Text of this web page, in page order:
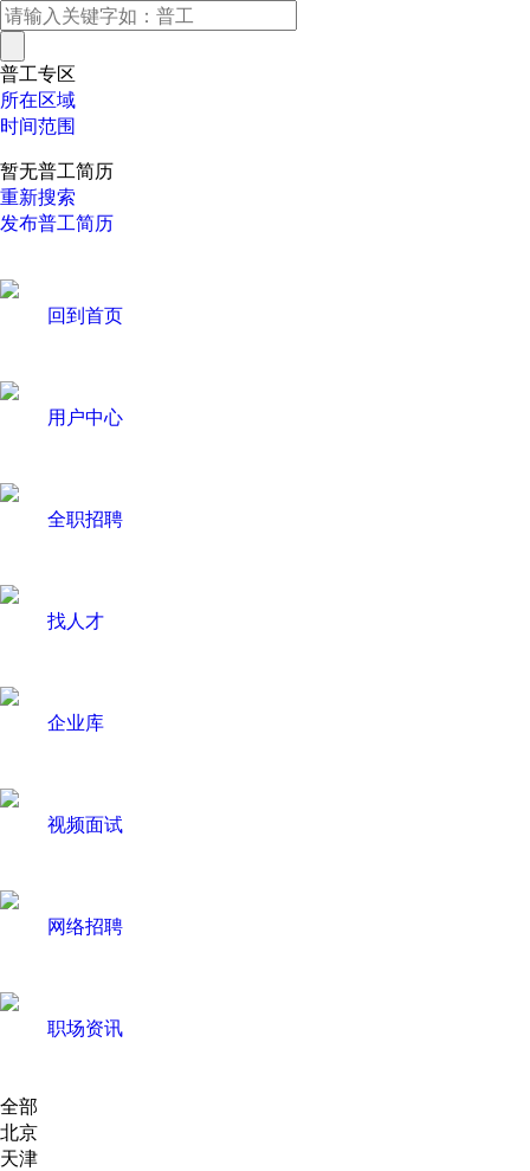
普工专区
所在区域
时间范围
暂无普工简历
重新搜索
发布普工简历
回到首页
用户中心
全职招聘
找人才
企业库
视频面试
网络招聘
职场资讯
全部
北京
天津